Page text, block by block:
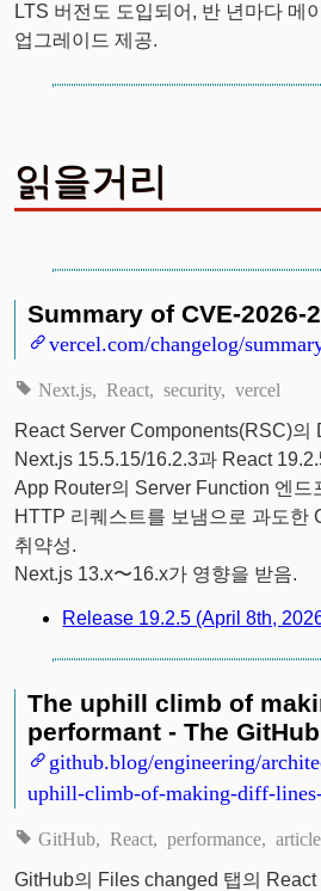
LTS 버전도 도입되어, 반 년마다 메
업그레이드 제공.
읽을거리
Summary of CVE-2026-
vercel.com/changelog/
Next.js React security vercel
React Server Components(RSC)의
Next.js 15.5.15/16.2.3과 React
App Router의 Server Function 엔드
HTTP 리퀘스트를 보냄으로 과도한
취약성.
Next.js 13.x〜16.x가 영향을 받음.
Release 19.2.5 (April 8th,
The uphill climb of
performant - The
github.blog/engineering/
uphill-climb-of-making-diff-
GitHub React performance article
GitHub의 Files changed 탭의 React